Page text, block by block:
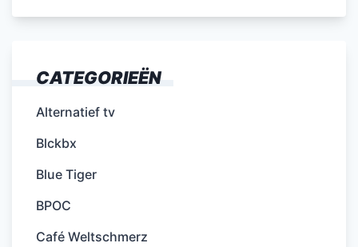
CATEGORIEËN
Alternatief tv
Blckbx
Blue Tiger
BPOC
Café Weltschmerz